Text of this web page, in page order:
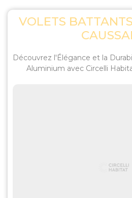
VOLETS
Découvrez l'Élégance et la
Aluminium avec Circelli